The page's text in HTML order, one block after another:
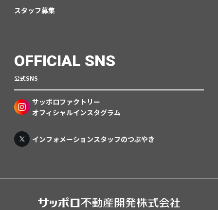
スタッフ募集
OFFICIAL SNS
公式SNS
サッポロファクトリー
オフィシャルインスタグラム
インフォメーションスタッフのつぶやき